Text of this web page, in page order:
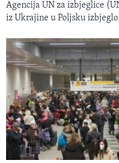
Agencija UN za izbjeglice
iz Ukrajine u Poljsku